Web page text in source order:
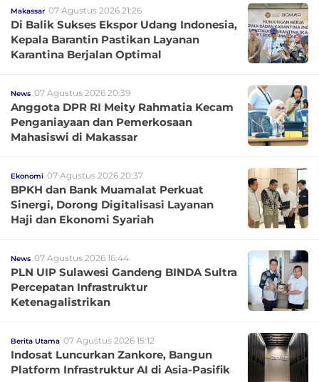
Makassar 07 Agustus 2026 21:26
Di Balik Sukses Ekspor Udang Indonesia,
Kepala Barantin Pastikan Layanan
Karantina Berjalan Optimal
News 07 Agustus 2026 20:39
Anggota DPR RI Meity Rahmatia Kecam
Penganiayaan dan Pemerkosaan
Mahasiswi di Makassar
Ekonomi 07 Agustus 2026 20:37
BPKH dan Bank Muamalat Perkuat
Sinergi, Dorong Digitalisasi Layanan
Haji dan Ekonomi Syariah
News 07 Agustus 2026 16:44
PLN UIP Sulawesi Gandeng BINDA Sultra
Percepatan Infrastruktur
Ketenagalistrikan
Berita Utama 07 Agustus 2026 15:12
Indosat Luncurkan Zankore, Bangun
Platform Infrastruktur AI di Asia-Pasifik